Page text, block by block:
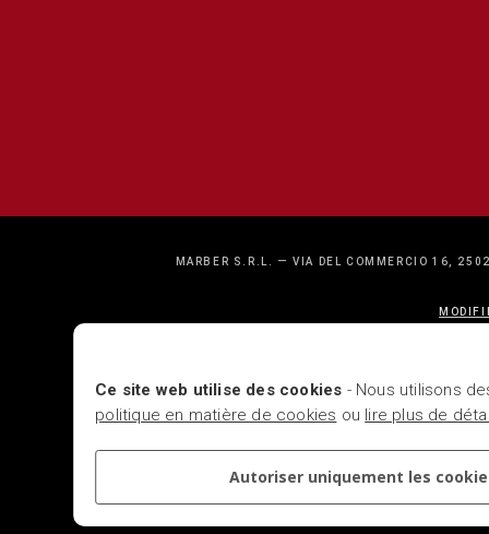
MARBER S.R.L. — VIA DEL COMMERCIO 16,
Ce site web utilise des cookies - Nous utilisons
politique en matière de cookies ou lire plus de
Autoriser uniquement les